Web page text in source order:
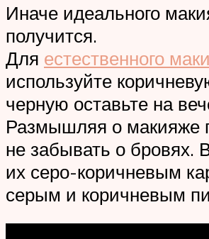
Иначе идеального
получится.
Для естественного
используйте
черную оставьте на
Размышляя о макияже
не забывать о бровях.
их серо-коричневым
серым и коричневым